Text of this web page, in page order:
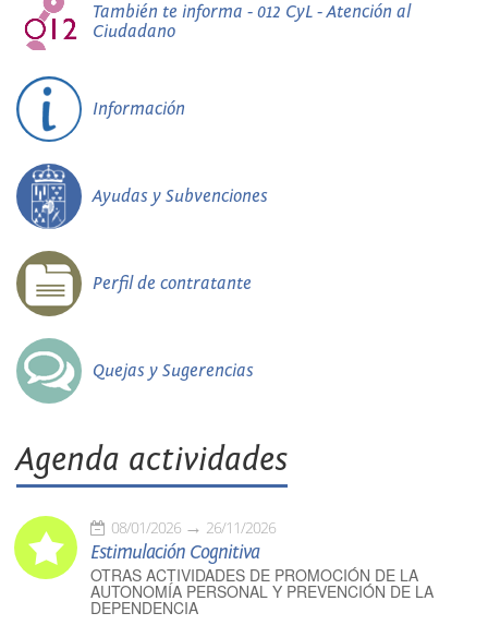
También te informa - 012 CyL - Atención al
Ciudadano
Información
Ayudas y Subvenciones
Perfil de contratante
Quejas y Sugerencias
Agenda actividades
08/01/2026 26/11/2026
Estimulación Cognitiva
OTRAS ACTIVIDADES DE PROMOCIÓN DE LA
AUTONOMÍA PERSONAL Y PREVENCIÓN DE LA
DEPENDENCIA